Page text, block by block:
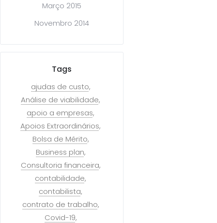
Março 2015
Novembro 2014
Tags
ajudas de custo
Análise de viabilidade
apoio a empresas
Apoios Extraordinários
Bolsa de Mérito
Business plan
Consultoria financeira
contabilidade
contabilista
contrato de trabalho
Covid-19